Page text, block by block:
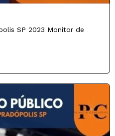
SP 2023 Monitor de